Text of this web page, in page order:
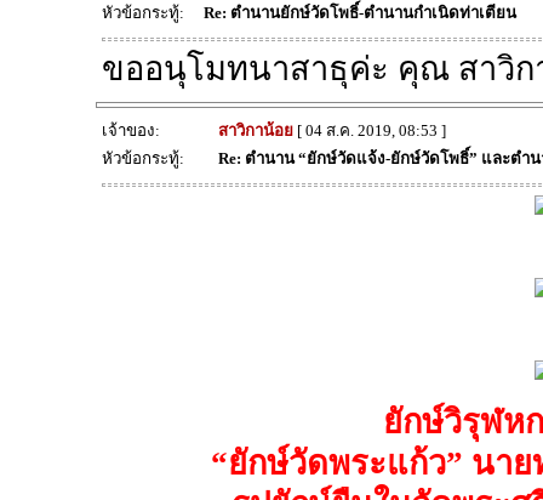
หัวข้อกระทู้:
Re: ตำนานยักษ์วัดโพธิ์-ตำนานกำเนิดท่าเตียน
ขออนุโมทนาสาธุค่ะ คุณ สาวิ
เจ้าของ: สาวิกาน้อย[ 04 ส.ค. 2019, 08:53 ]
หัวข้อกระทู้:
Re: ตำนาน “ยักษ์วัดแจ้ง-ยักษ์วัดโพธิ์” และตำ
ยักษ์วิรุฬห
“ยักษ์วัดพระแก้ว” นาย